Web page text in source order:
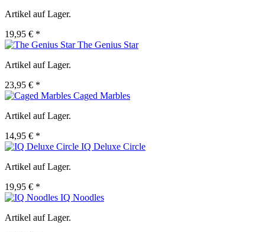
Artikel auf Lager.
19,95 € *
The Genius Star
Artikel auf Lager.
23,95 € *
Caged Marbles
Artikel auf Lager.
14,95 € *
IQ Deluxe Circle
Artikel auf Lager.
19,95 € *
IQ Noodles
Artikel auf Lager.